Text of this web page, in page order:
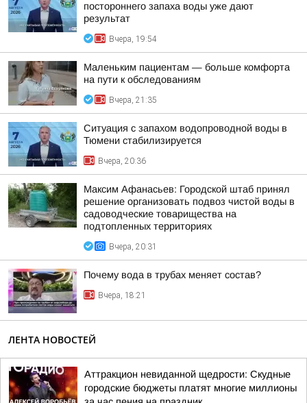
постороннего запаха воды уже дают
результат
Вчера, 19:54
Маленьким пациентам — больше комфорта
на пути к обследованиям
Вчера, 21:35
Ситуация с запахом водопроводной воды в
Тюмени стабилизируется
Вчера, 20:36
Максим Афанасьев: Городской штаб принял
решение организовать подвоз чистой воды в
садоводческие товарищества на
подтопленных территориях
Вчера, 20:31
Почему вода в трубах меняет состав?
Вчера, 18:21
ЛЕНТА НОВОСТЕЙ
Аттракцион невиданной щедрости: Скудные
городские бюджеты платят многие миллионы